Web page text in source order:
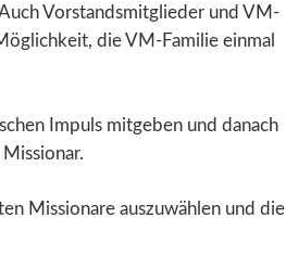
Vorstandsmitglieder und VM-
die VM-Familie einmal
Impuls mitgeben und danach
Missionare auszuwählen und die